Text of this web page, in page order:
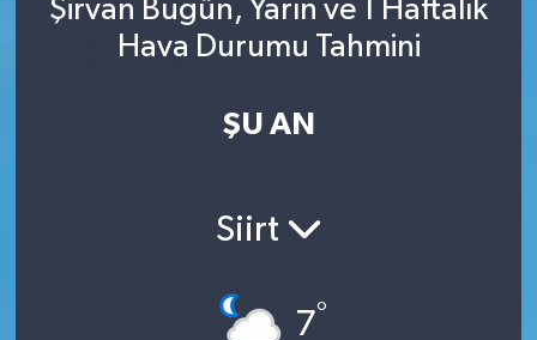
Şirvan Bugün, Yarın ve 1 Haftalık
Hava Durumu Tahmini
ŞU AN
Siirt
7°
Süper Lig Puan Durumu ve Fikstür